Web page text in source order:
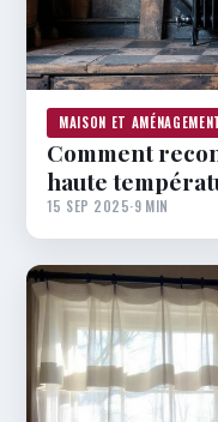
MAISON ET
Comment
haute
15 SEP 2025·9 MIN